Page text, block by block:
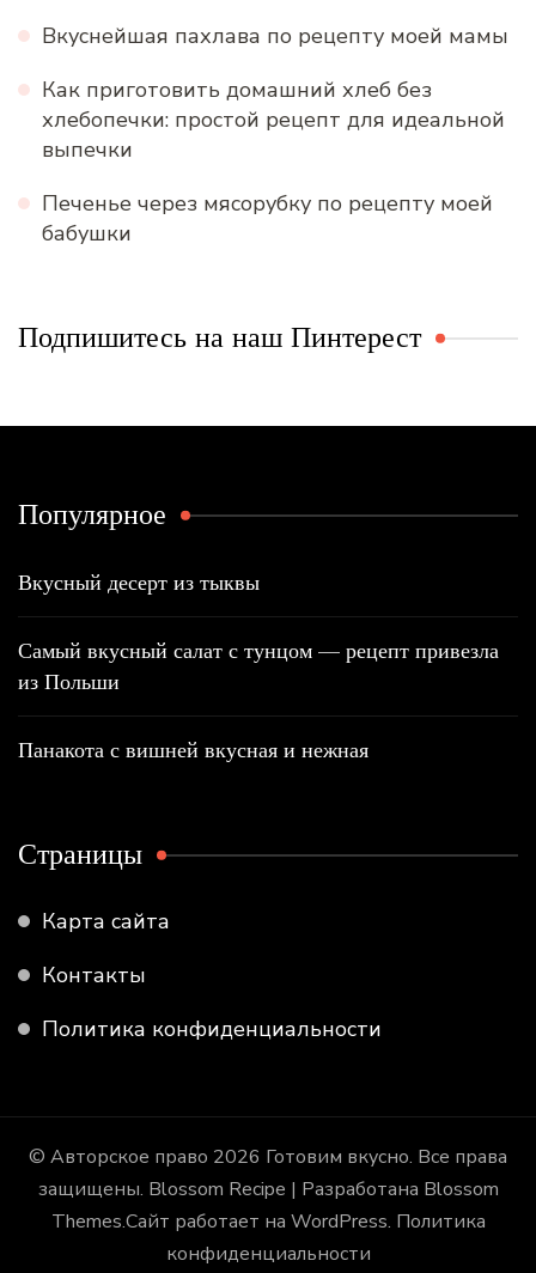
Вкуснейшая пахлава по рецепту моей мамы
Как приготовить домашний хлеб без
хлебопечки: простой рецепт для идеальной
выпечки
Печенье через мясорубку по рецепту моей
бабушки
Подпишитесь на наш Пинтерест
Популярное
Вкусный десерт из тыквы
Самый вкусный салат с тунцом — рецепт привезла
из Польши
Панакота с вишней вкусная и нежная
Страницы
Карта сайта
Контакты
Политика конфиденциальности
© Авторское право 2026 Готовим вкусно. Все права
защищены. Blossom Recipe | Разработана Blossom
Themes.Сайт работает на WordPress. Политика
конфиденциальности